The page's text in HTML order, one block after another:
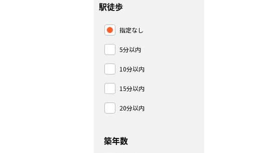
駅徒歩
指定なし
5分以内
10分以内
15分以内
20分以内
築年数